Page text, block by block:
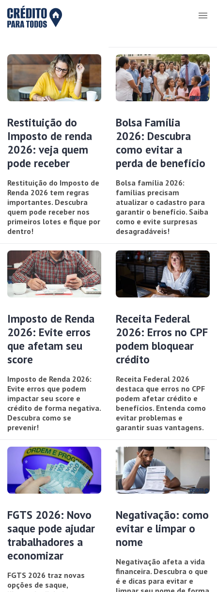
Restituição do
Imposto de renda
2026: veja quem
pode receber
Restituição do Imposto de
Renda 2026 tem regras
importantes. Descubra
quem pode receber nos
primeiros lotes e fique por
dentro!
Bolsa Família
2026: Descubra
como evitar a
perda de benefício
Bolsa família 2026:
famílias precisam
atualizar o cadastro para
garantir o benefício. Saiba
como e evite surpresas
desagradáveis!
Imposto de Renda
2026: Evite erros
que afetam seu
score
Imposto de Renda 2026:
Evite erros que podem
impactar seu score e
crédito de forma negativa.
Descubra como se
prevenir!
Receita Federal
2026: Erros no CPF
podem bloquear
crédito
Receita Federal 2026
destaca que erros no CPF
podem afetar crédito e
benefícios. Entenda como
evitar problemas e
garantir suas vantagens.
FGTS 2026: Novo
saque pode ajudar
trabalhadores a
economizar
FGTS 2026 traz novas
opções de saque,
Negativação: como
evitar e limpar o
nome
Negativação afeta a vida
financeira. Descubra o que
é e dicas para evitar e